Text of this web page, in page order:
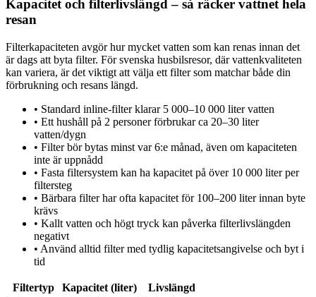
Kapacitet och filterlivslängd – så räcker vattnet hela
resan
Filterkapaciteten avgör hur mycket vatten som kan renas innan det
är dags att byta filter. För svenska husbilsresor, där vattenkvaliteten
kan variera, är det viktigt att välja ett filter som matchar både din
förbrukning och resans längd.
• Standard inline-filter klarar 5 000–10 000 liter vatten
• Ett hushåll på 2 personer förbrukar ca 20–30 liter
vatten/dygn
• Filter bör bytas minst var 6:e månad, även om kapaciteten
inte är uppnådd
• Fasta filtersystem kan ha kapacitet på över 10 000 liter per
filtersteg
• Bärbara filter har ofta kapacitet för 100–200 liter innan byte
krävs
• Kallt vatten och högt tryck kan påverka filterlivslängden
negativt
• Använd alltid filter med tydlig kapacitetsangivelse och byt i
tid
Filtertyp Kapacitet (liter)
Livslängd